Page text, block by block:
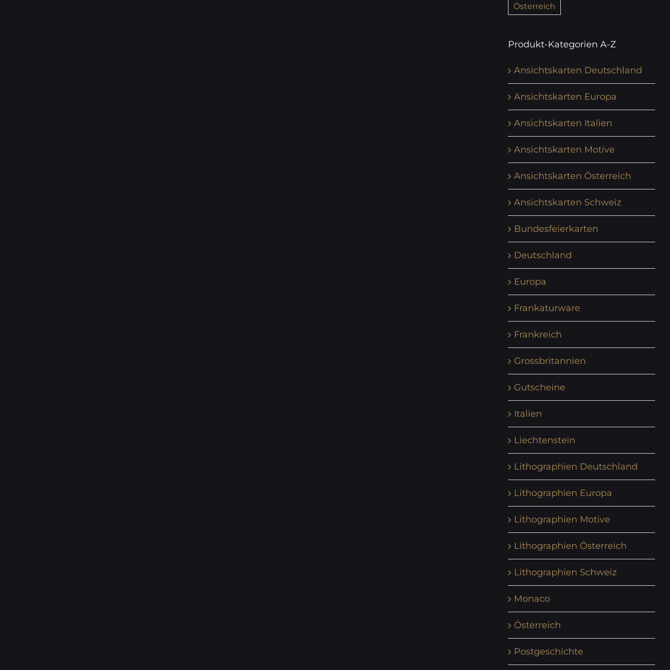
Österreich
Produkt-Kategorien A-Z
Ansichtskarten Deutschland
Ansichtskarten Europa
Ansichtskarten Italien
Ansichtskarten Motive
Ansichtskarten Österreich
Ansichtskarten Schweiz
Bundesfeierkarten
Deutschland
Europa
Frankaturware
Frankreich
Grossbritannien
Gutscheine
Italien
Liechtenstein
Lithographien Deutschland
Lithographien Europa
Lithographien Motive
Lithographien Österreich
Lithographien Schweiz
Monaco
Österreich
Postgeschichte